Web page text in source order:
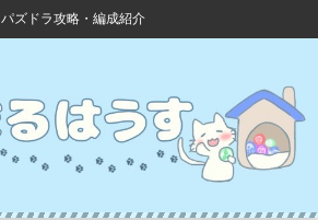
パズドラ攻略・編成紹介